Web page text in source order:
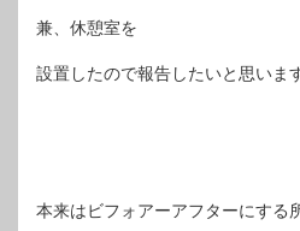
兼、休憩室を
設置したので報告したいと思いま
本来はビフォアーアフターにする